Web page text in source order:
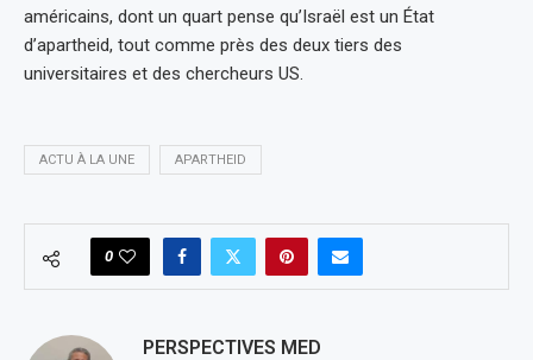
américains, dont un quart pense qu’Israël est un État
d’apartheid, tout comme près des deux tiers des
universitaires et des chercheurs US.
ACTU À LA UNE APARTHEID
0
PERSPECTIVES MED